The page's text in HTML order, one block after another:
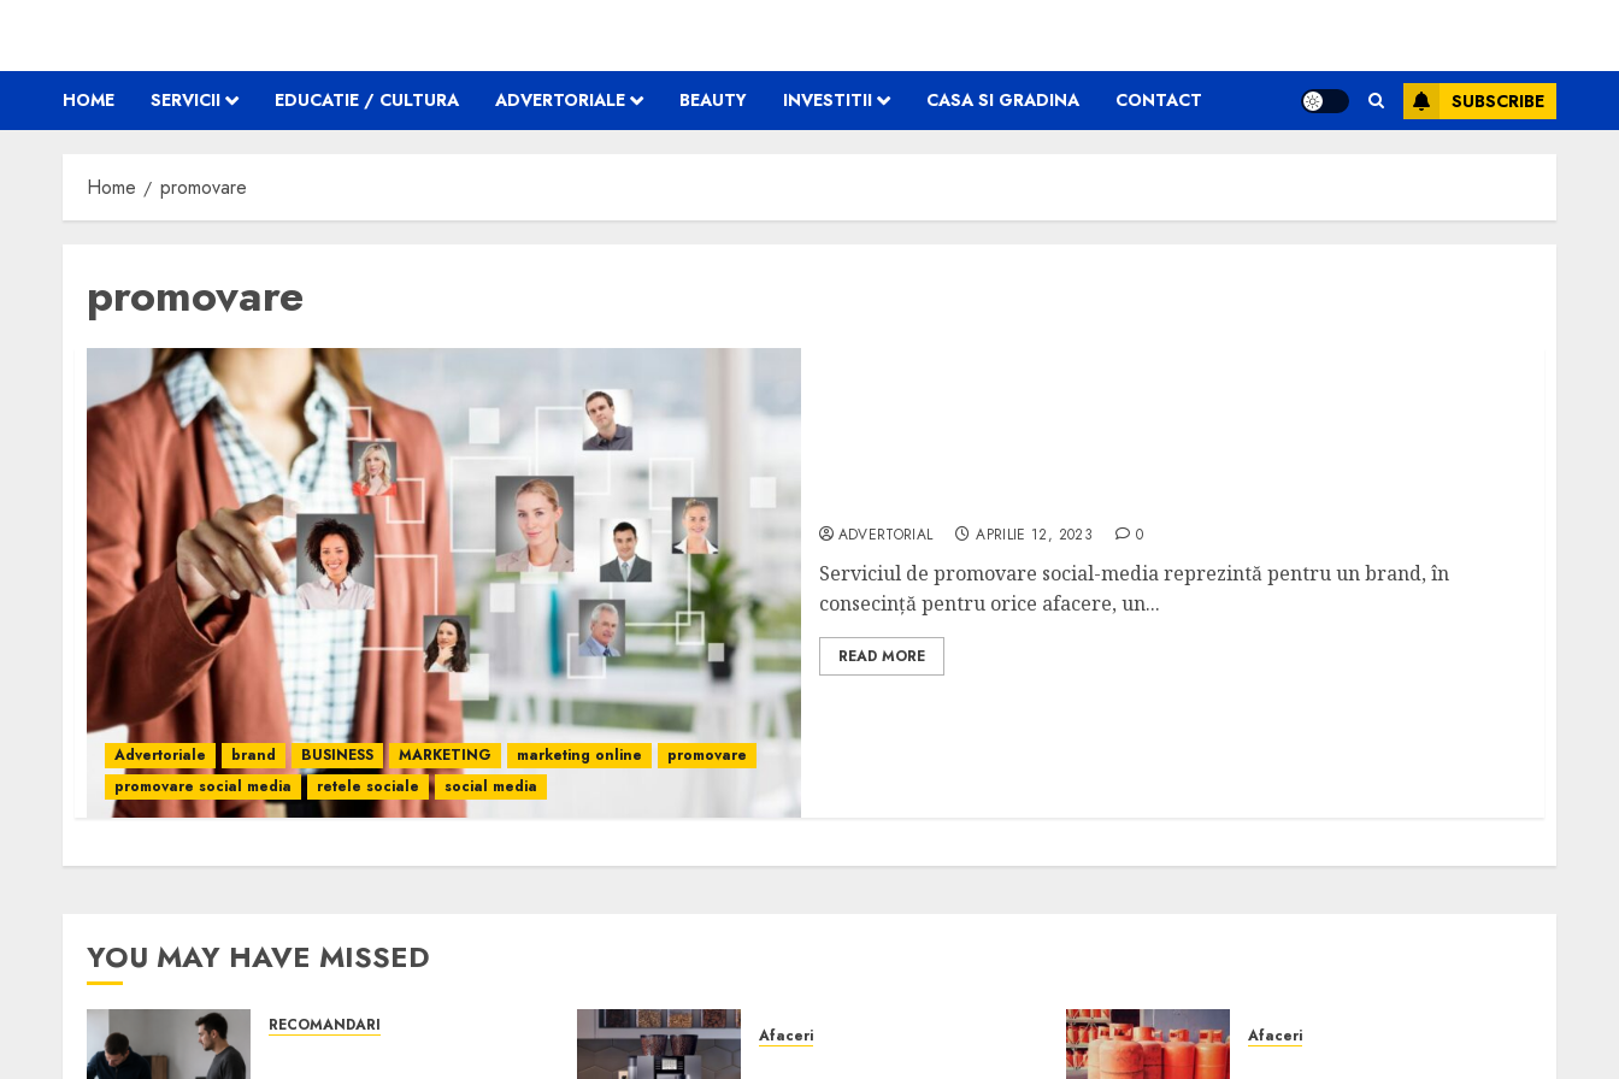
HOME SERVICII EDUCATIE / CULTURA ADVERTORIALE BEAUTY INVESTITII CASA SI GRADINA CONTACT SUBSCRIBE
Home promovare
promovare
Advertoriale brand BUSINESS MARKETING marketing online
promovare
promovare social media
retele sociale social media
ADVERTORIAL APRILIE 12, 2023 0
Serviciul de promovare social-media reprezintă pentru un brand, în
consecință pentru orice afacere, un...
READ MORE
YOU MAY HAVE MISSED
RECOMANDARI Afaceri Afaceri